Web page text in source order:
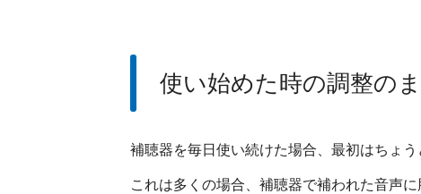
使い始めた時の調整の
補聴器を毎日使い続けた場合、最初はちょ
これは多くの場合、補聴器で補われた音声